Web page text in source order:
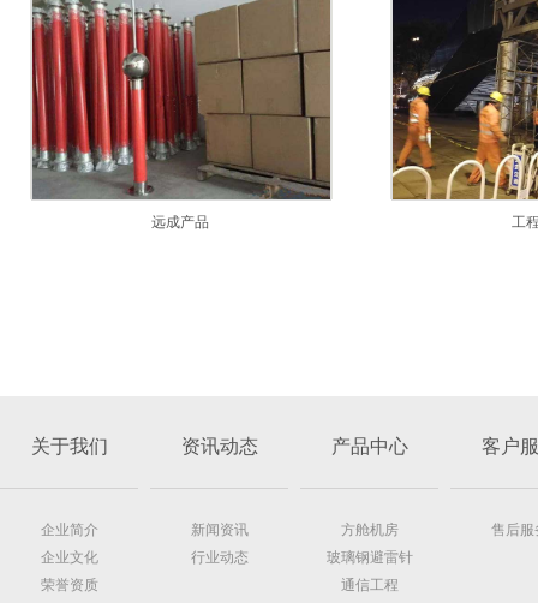
远成产品 工
关于我们
企业简介
企业文化
荣誉资质
资讯动态
新闻资讯
行业动态
产品中心
方舱机房
玻璃钢避雷针
通信工程
客户
售后服